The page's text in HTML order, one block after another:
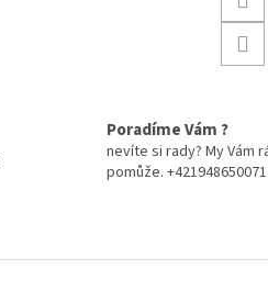
Poradíme Vám ?
nevíte si rady? My Vám
pomůže. +421948650071